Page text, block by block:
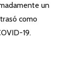
un
como
19.